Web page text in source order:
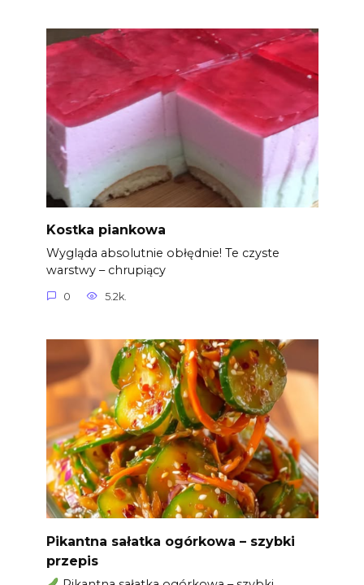
Kostka piankowa
Wygląda absolutnie obłędnie! Te czyste
warstwy – chrupiący
0 5.2k.
Pikantna sałatka ogórkowa – szybki
przepis